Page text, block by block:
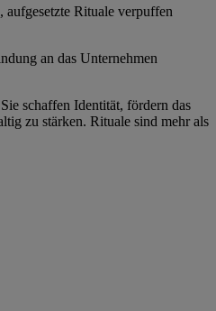
Rituale verpuffen
an das Unternehmen
schaffen Identität, fördern das
zu stärken. Rituale sind mehr als